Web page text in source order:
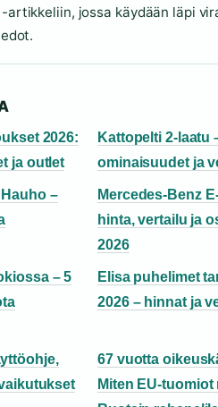
-artikkeliin, jossa käydään läpi
2026:
ja outlet
Kattopelti 2-laatu
ominaisuudet ja
–
Mercedes-Benz
hinta, vertailu ja
2026
– 5
Elisa puhelimet
2026 – hinnat ja
67 vuotta
Miten EU-